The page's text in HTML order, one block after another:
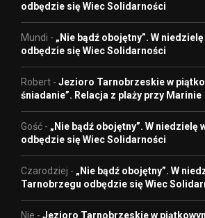
odbędzie się Wiec Solidarności
Mundi - „Nie bądź obojętny”. W
odbędzie się Wiec Solidarności
Robert - Jezioro Tarnobrzeskie w
śniadanie”. Relacja z plaży przy Marinie
Gość - „Nie bądź obojętny”. W niedzielę
odbędzie się Wiec Solidarności
Czarodziej - „Nie bądź obojętny”. W
Tarnobrzegu odbędzie się Wiec
Nie - Jezioro Tarnobrzeskie w